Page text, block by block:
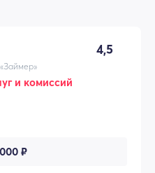
4,5
и комиссий
₽